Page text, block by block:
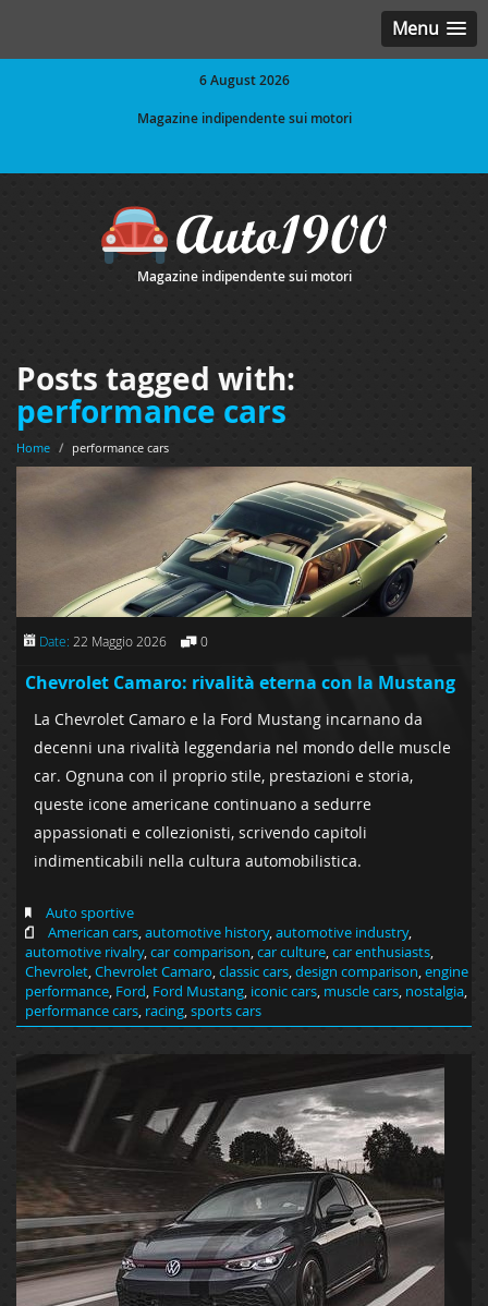
Menu
6 August 2026
Magazine indipendente sui motori
Magazine indipendente sui motori
Posts tagged with:
performance cars
Home / performance cars
Date: 22 Maggio 2026 0
Chevrolet Camaro: rivalità eterna con la Mustang
La Chevrolet Camaro e la Ford Mustang incarnano da
decenni una rivalità leggendaria nel mondo delle muscle
car. Ognuna con il proprio stile, prestazioni e storia,
queste icone americane continuano a sedurre
appassionati e collezionisti, scrivendo capitoli
indimenticabili nella cultura automobilistica.
Auto sportive
American cars,automotive history,automotive industry,
automotive rivalry,car comparison,car culture,car enthusiasts,
Chevrolet,Chevrolet Camaro,classic cars,design comparison,engine
performance, Ford, Ford Mustang, iconic cars, muscle cars, nostalgia,
performance cars, racing,sports cars